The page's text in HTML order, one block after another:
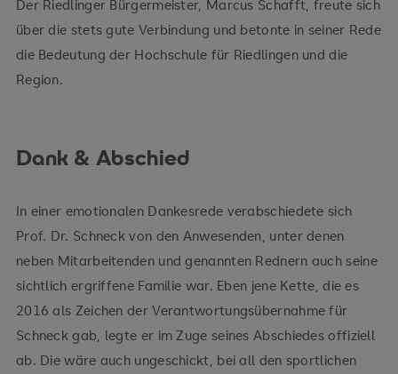
Der Riedlinger Bürgermeister, Marcus Schafft, freute sich
über die stets gute Verbindung und betonte in seiner Rede
die Bedeutung der Hochschule für Riedlingen und die
Region.
Dank & Abschied
In einer emotionalen Dankesrede verabschiedete sich
Prof. Dr. Schneck von den Anwesenden, unter denen
neben Mitarbeitenden und genannten Rednern auch seine
sichtlich ergriffene Familie war. Eben jene Kette, die es
2016 als Zeichen der Verantwortungsübernahme für
Schneck gab, legte er im Zuge seines Abschiedes offiziell
ab. Die wäre auch ungeschickt, bei all den sportlichen